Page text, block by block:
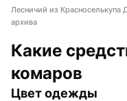
Лесничий из
архива
Какие
комаров
Цвет одежды